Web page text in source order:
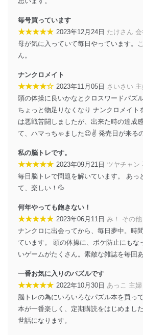
個人情報の安全管理措置
当社は、個人情報の正確性及び安全
に、下記セキュリティ対策をはじめ
施し、個人情報の漏えい、滅失また
個人データを取り扱うことので
機器を取り扱う従業者を明確化
の不要なアクセスを防止してい
アクセス者の識別と認証
機器に標準装備されているユ
ーザーアカウント制御）により
者を識別・認証しています。
外部からの不正アクセス等の防止
個人データを取り扱う機器等
システムを最新の状態に保持し
個人データを取り扱う機器等
ソフトウェア等を導入し、自動
により、これを最新状態として
情報システムの使用に伴う漏洩等
メール等により個人データの
送信する場合に、当該ファイ
設定しています。
個人情報保護マネジメントシステムの
当社は、内部監査及びマネジメント
じて、個人情報保護マネジメントシ
善し、常に最良の状態を維持します。
毎号買っています
★★★★★ 2023年12月24日 たけさん 会
母が気に入っていて毎日やっています。
ん。
ナンクロメイト
★★★★☆ 2023年11月05日 さいさい
頭の体操に良いかなとクロスワードパズ
ちょっと物足りなくなり ナンクロメイト
は悪戦苦闘しましたが、出来た時の達成
て、ハマっちゃました😉✌️ 発売日が来る
私の脳トレです。
★★★★★ 2023年09月21日 ツヤチャン
毎日脳トレで問題を解いています。 あっ
て、楽しい！💦
何年やっても飽きない！
★★★★★ 2023年06月11日 み！ その他
ナンクロに出会ってから、毎日夢中。時
ています。 頭の体操に、ボケ防止にもな
いゲームがたくさん。素敵な雑誌を毎回
一番お気に入りのパズルです
★★★★★ 2022年10月30日 あっこ 主婦
脳トレの為にいろいろなパズル本を買っ
本が一番楽しく、定期購読をはじめまし
世話になります。